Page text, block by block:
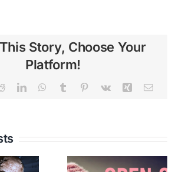
Story, Choose Your
Platform!
RedditLinkedInWhatsApp
Tumblr Pinterest
Vk Xing Email